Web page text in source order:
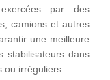
par des
camions et autres
une meilleure
stabilisateurs dans
ou irréguliers.